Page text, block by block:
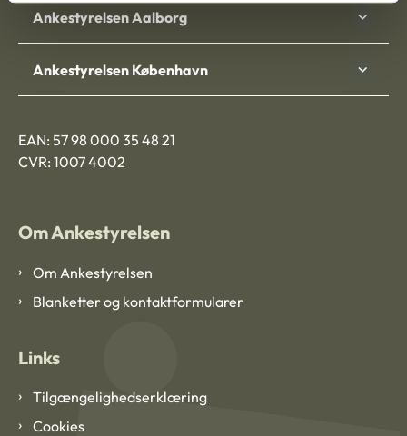
Ankestyrelsen Aalborg
Ankestyrelsen København
EAN: 57 98 000 35 48 21
CVR: 1007 4002
Om Ankestyrelsen
Om Ankestyrelsen
Blanketter og kontaktformularer
Links
Tilgængelighedserklæring
Cookies